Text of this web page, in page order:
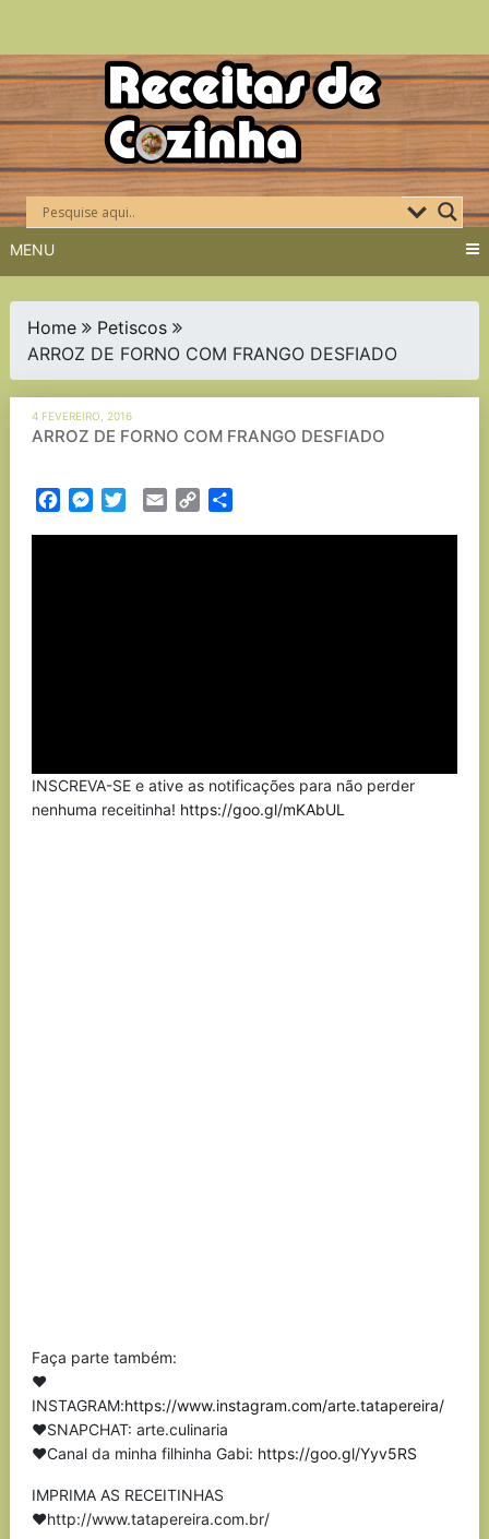
Skip
to
content
MENU
Home
Petiscos
ARROZ DE FORNO COM FRANGO DESFIADO
4 FEVEREIRO, 2016
ARROZ DE FORNO COM FRANGO DESFIADO
FacebookMessenger
TwitterEmail Copy
INSCREVA-SE e ative as notificações para não perder
nenhuma receitinha! https://goo.gl/mKAbUL
Faça parte também:
❤
INSTAGRAM:https://www.instagram.com/arte.tatapereira/
❤SNAPCHAT: arte.culinaria
❤Canal da minha filhinha Gabi: https://goo.gl/Yyv5RS
IMPRIMA AS RECEITINHAS
❤http://www.tatapereira.com.br/